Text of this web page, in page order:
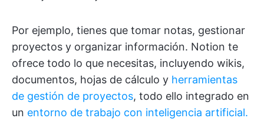
Por ejemplo, tienes que tomar notas, gestionar
proyectos y organizar información. Notion te
ofrece todo lo que necesitas, incluyendo wikis,
documentos, hojas de cálculo y herramientas
de gestión de proyectos, todo ello integrado en
un entorno de trabajo con inteligencia artificial.